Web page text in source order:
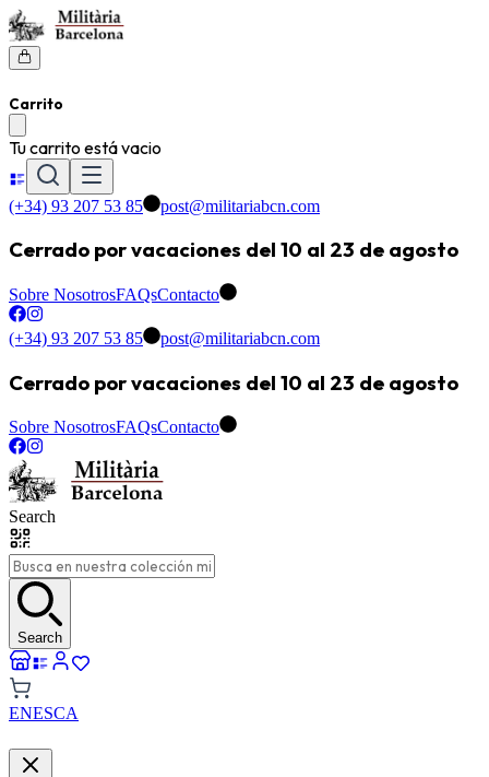
Carrito
Tu carrito está vacio
(+34) 93 207 53 85 post@militariabcn.com
Cerrado por vacaciones del 10 al 23 de agosto
Sobre NosotrosFAQsContacto
(+34) 93 207 53 85 post@militariabcn.com
Cerrado por vacaciones del 10 al 23 de agosto
Sobre NosotrosFAQsContacto
Search
Search
ENESCA